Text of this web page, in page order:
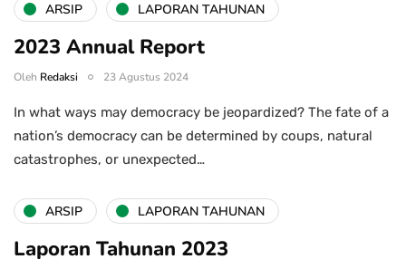
ARSIP LAPORAN TAHUNAN
2023 Annual Report
Oleh Redaksi 23 Agustus 2024
In what ways may democracy be jeopardized? The fate of a
nation’s democracy can be determined by coups, natural
catastrophes, or unexpected…
ARSIP LAPORAN TAHUNAN
Laporan Tahunan 2023